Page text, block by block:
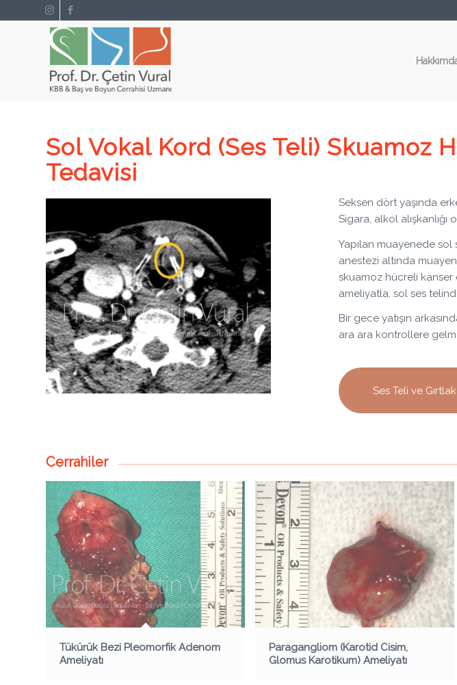
Sol Vokal Kord (Ses Teli) Skuamoz
Tedavisi
Seksen dört yaşında
Sigara, alkol alışkanlığı
Yapılan muayenede sol
anestezi altında
skuamoz hücreli kanser
ameliyatla, sol ses
Bir gece yatışın
ara ara kontrollere
Ses Teli ve
Cerrahiler
Tükürük Bezi Pleomorfik Adenom
Ameliyatı
Paragangliom (Karotid Cisim,
Glomus Karotikum) Ameliyatı